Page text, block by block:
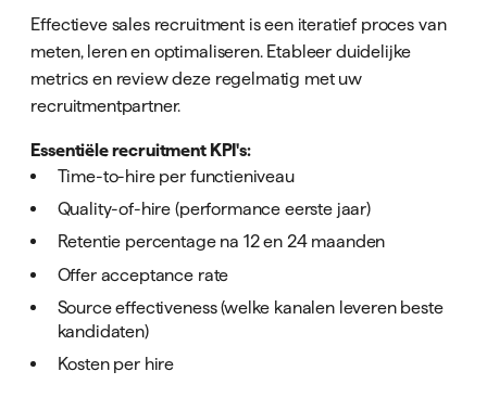
Effectieve sales recruitment is een iteratief proces van
meten, leren en optimaliseren. Etableer duidelijke
metrics en review deze regelmatig met uw
recruitmentpartner.
Essentiële recruitment KPI's:
Time-to-hire per functieniveau
Quality-of-hire (performance eerste jaar)
Retentie percentage na 12 en 24 maanden
Offer acceptance rate
Source effectiveness (welke kanalen leveren beste
kandidaten)
Kosten per hire